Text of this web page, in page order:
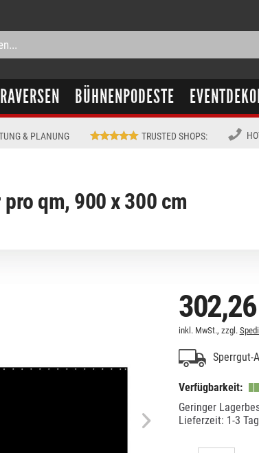
BÜHNENPODESTE
& PLANUNG TRUSTED SHOPS:
qm, 900 x 300 cm
inkl. MwSt., zzgl.
Sperrgut-
Verfügbarkeit:
Geringer
Lieferzeit: 1-3